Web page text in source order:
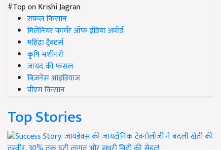
#Top on Krishi Jagran
सफल किसान
मिलेनियर फार्मर ऑफ इंडिया अवॉर्ड
महिंद्रा ट्रैक्टर्स
कृषि मशीनरी
जायद की फसल
बिज़नेस आइडियाज
पीएम किसान
Top Stories